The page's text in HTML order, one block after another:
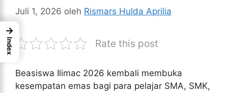
Juli 1, 2026 oleh Rismars Hulda Aprilia
Rate this post
Beasiswa Ilimac 2026 kembali membuka
kesempatan emas bagi para pelajar SMA, SMK,
→
Index